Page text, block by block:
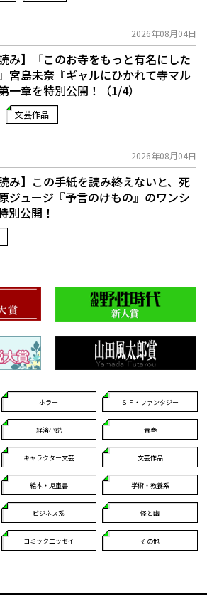
2026年08月04日
読み】「このお寺をもっと有名にした
宮島未奈『ギャルにひかれて寺マル
一章を特別公開！（1/4）
文芸作品
2026年08月04日
読み】この手紙を読み終えないと、死
原ジュージ『予言のけもの』のワンシ
別公開！
ホラー ＳＦ・ファンタジー
経済小説 青春
キャラクター文芸 文芸作品
絵本・児童書 学術・教養系
ビジネス系 怪と幽
コミックエッセイ その他